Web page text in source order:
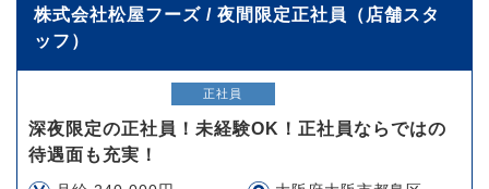
株式会社松屋フーズ / 夜間限定正社員（店舗スタ
ッフ）
正社員
深夜限定の正社員！未経験OK！正社員ならではの
待遇面も充実！